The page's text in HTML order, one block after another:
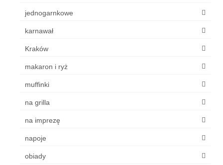
jednogarnkowe
karnawał
Kraków
makaron i ryż
muffinki
na grilla
na imprezę
napoje
obiady